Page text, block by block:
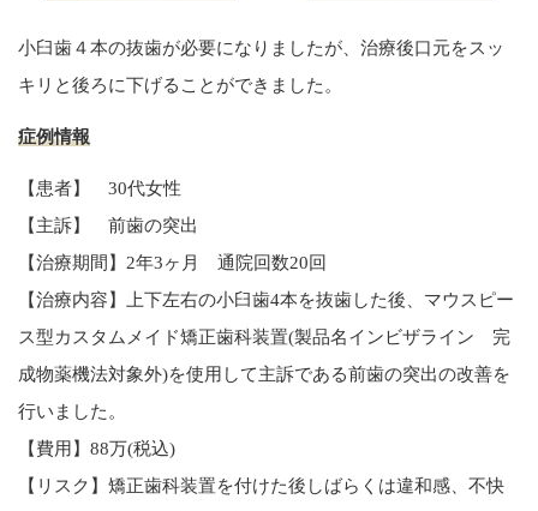
小臼歯４本の抜歯が必要になりましたが、治療後口元をスッ
キリと後ろに下げることができました。
症例情報
【患者】 30代女性
【主訴】 前歯の突出
【治療期間】2年3ヶ月 通院回数20回
【治療内容】上下左右の小臼歯4本を抜歯した後、マウスピー
ス型カスタムメイド矯正歯科装置(製品名インビザライン 完
成物薬機法対象外)を使用して主訴である前歯の突出の改善を
行いました。
【費用】88万(税込)
【リスク】矯正歯科装置を付けた後しばらくは違和感、不快